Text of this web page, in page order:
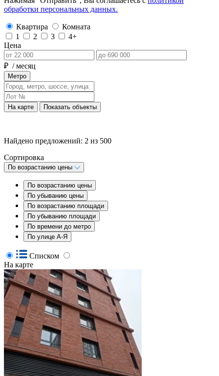
обработки персональных данных.
Квартира
Комната
1
2 3
4+
Цена
₽ / месяц
Метро
На карте Показать объекты
Найдено предложений: 2 из 500
Сортировка
По возрастанию цены
По возрастанию цены
По убыванию цены
По возрастанию площади
По убыванию площади
По времени до метро
По улице А-Я
Списком
На карте